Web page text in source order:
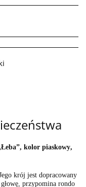
kolor piaskowy,
krój jest dopracowany
przypomina rondo